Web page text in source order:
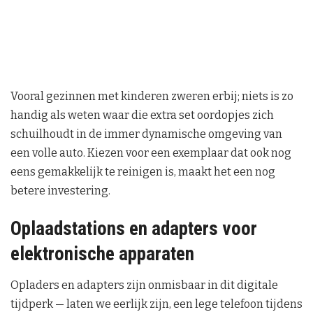
Vooral gezinnen met kinderen zweren erbij; niets is zo
handig als weten waar die extra set oordopjes zich
schuilhoudt in de immer dynamische omgeving van
een volle auto. Kiezen voor een exemplaar dat ook nog
eens gemakkelijk te reinigen is, maakt het een nog
betere investering.
Oplaadstations en adapters voor
elektronische apparaten
Opladers en adapters zijn onmisbaar in dit digitale
tijdperk — laten we eerlijk zijn, een lege telefoon tijdens